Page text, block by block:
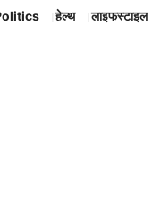
हेल्थ लाइफस्टाइल